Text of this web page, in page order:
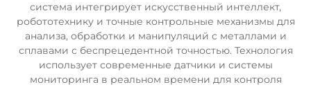
система интегрирует искусственный интеллект,
робототехнику и точные контрольные механизмы для
анализа, обработки и манипуляций с металлами и
сплавами с беспрецедентной точностью. Технология
использует современные датчики и системы
мониторинга в реальном времени для контроля